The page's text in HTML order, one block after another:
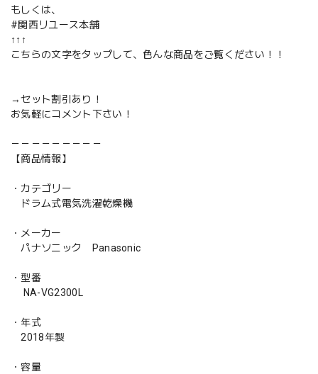
もしくは、
#関西リユース本舗
↑↑↑
こちらの文字をタップして、色んな商品をご覧ください！！
→セット割引あり！
お気軽にコメント下さい！
－－－－－－－－－
【商品情報】
・カテゴリー
ドラム式電気洗濯乾燥機
・メーカー
パナソニック Panasonic
・型番
NA-VG2300L
・年式
2018年製
・容量